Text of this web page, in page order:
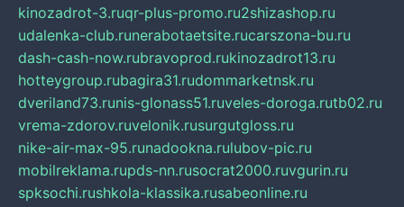
kinozadrot-3.ruqr-plus-promo.ru2shizashop.ru
udalenka-club.runerabotaetsite.rucarszona-bu.ru
dash-cash-now.rubravoprod.rukinozadrot13.ru
hotteygroup.rubagira31.rudommarketnsk.ru
dveriland73.runis-glonass51.ruveles-doroga.rutb02.ru
vrema-zdorov.ruvelonik.rusurgutgloss.ru
nike-air-max-95.runadookna.rulubov-pic.ru
mobilreklama.rupds-nn.rusocrat2000.ruvgurin.ru
spksochi.rushkola-klassika.rusabeonline.ru